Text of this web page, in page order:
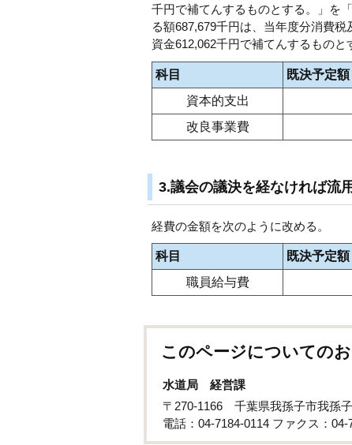
千円で補てんするものとする。」を
る額687,679千円は、当年度分消費
資金612,062千円で補てんするもの
科目 既決予定額
資本的支出
改良事業費
3.議会の議決を経なければ流
経費の金額を次のように改める。
科目 既決予定額
職員給与費
このページについての
水道局 経営課
〒270-1166 千葉県我孫子市我孫
電話：04-7184-0114 ファクス：04-